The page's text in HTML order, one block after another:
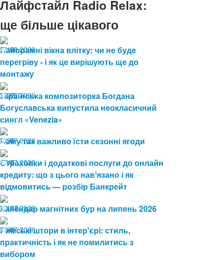
Лайфстайл Radio Relax:
ще більше цікавого
04.08.2026
13
Панорамні вікна влітку: чи не буде
перегріву - і як це вирішують ще до
монтажу
03.08.2026
27
Українська композиторка Богдана
Богуславська випустила неокласичний
сингл «Venezia»
24.07.2026
29
Чому так важливо їсти сезонні ягоди
17.07.2026
46
Страховки і додаткові послуги до онлайн
кредиту: що з цього навʼязано і як
відмовитись — розбір Банкрейт
13.07.2026
149
Календар магнітних бур на липень 2026
08.07.2026
60
Римські штори в інтер'єрі: стиль,
практичність і як не помилитись з
вибором